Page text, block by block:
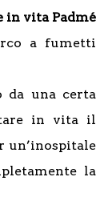
in vita Padmé
a fumetti
da una certa
in vita il
un’inospitale
la